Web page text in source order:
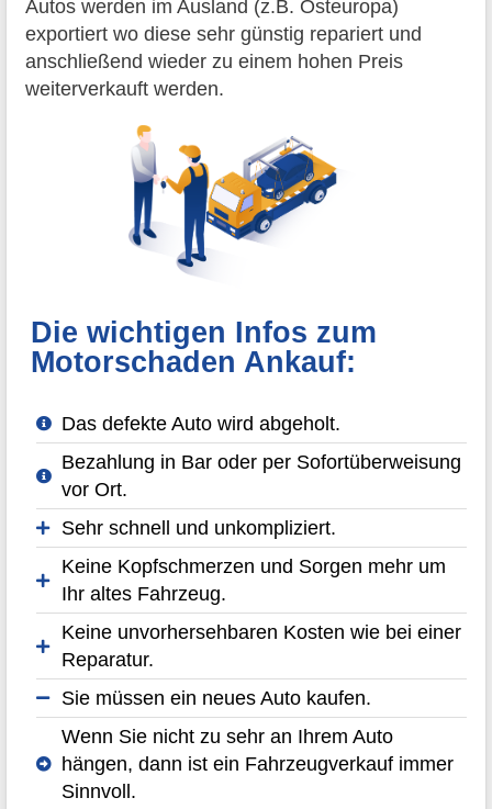
Autos werden im Ausland (z.B. Osteuropa)
exportiert wo diese sehr günstig repariert und
anschließend wieder zu einem hohen Preis
weiterverkauft werden.
Die wichtigen Infos zum
Motorschaden Ankauf:
Das defekte Auto wird abgeholt.
Bezahlung in Bar oder per Sofortüberweisung
vor Ort.
Sehr schnell und unkompliziert.
Keine Kopfschmerzen und Sorgen mehr um
Ihr altes Fahrzeug.
Keine unvorhersehbaren Kosten wie bei einer
Reparatur.
Sie müssen ein neues Auto kaufen.
Wenn Sie nicht zu sehr an Ihrem Auto
hängen, dann ist ein Fahrzeugverkauf immer
Sinnvoll.